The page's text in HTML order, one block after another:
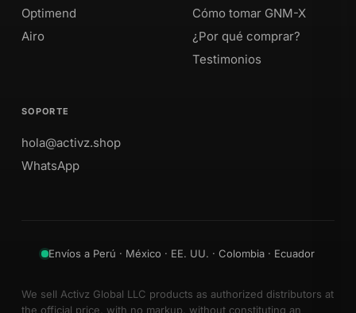
Optimend
Airo
Cómo tomar GNM-X
¿Por qué comprar?
Testimonios
SOPORTE
hola@activz.shop
WhatsApp
Envíos a Perú · México · EE. UU. · Colombia · Ecuador
We sell Activz Global LLC products as authorized distributors at
the official price, with no markup, without constituting an